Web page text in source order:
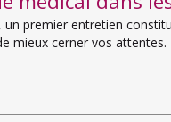
premier entretien
mieux cerner vos